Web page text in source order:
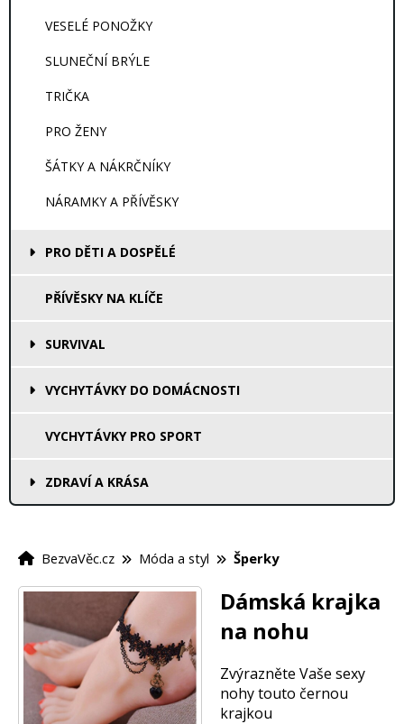
VESELÉ PONOŽKY
SLUNEČNÍ BRÝLE
TRIČKA
PRO ŽENY
ŠÁTKY A NÁKRČNÍKY
NÁRAMKY A PŘÍVĚSKY
PRO DĚTI A DOSPĚLÉ
PŘÍVĚSKY NA KLÍČE
SURVIVAL
VYCHYTÁVKY DO DOMÁCNOSTI
VYCHYTÁVKY PRO SPORT
ZDRAVÍ A KRÁSA
BezvaVěc.cz Móda a styl Šperky
Dámská krajka
na nohu
Zvýrazněte Vaše sexy
nohy touto černou
krajkou